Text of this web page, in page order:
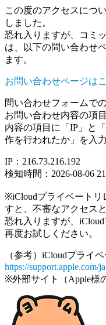
この度のアクセスにつ
しました。
恐れ入りますが、コミ
は、以下の問い合わせ
ます。
お問い合わせページは
問い合わせフォームで
お問い合わせ内容の項
内容の項目に「IP」と
作を行われたか」を入力
IP：216.73.216.192
検知時間：2026-08-06
※iCloudプライベートリ
すと、不審なアクセス
恐れ入りますが、
再度お試しください。
（参考）iCloudプライ
https://support.apple.com/
※外部サイト（Apple様